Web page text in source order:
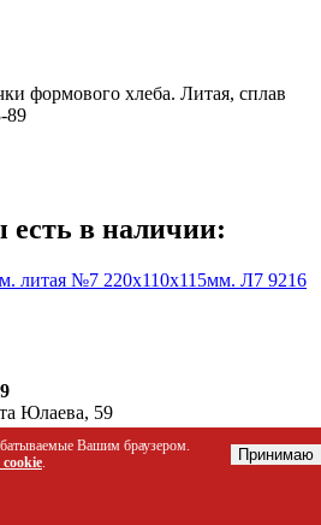
формового хлеба. Литая, сплав
89
есть в наличии:
№7 220х110х115мм. Л7 9216
Юлаева, 59
Вашим браузером.
. Принимаю